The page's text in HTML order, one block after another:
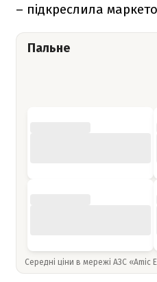
– підкреслила
Пальне
Середні ціни в мережі АЗС «Amic